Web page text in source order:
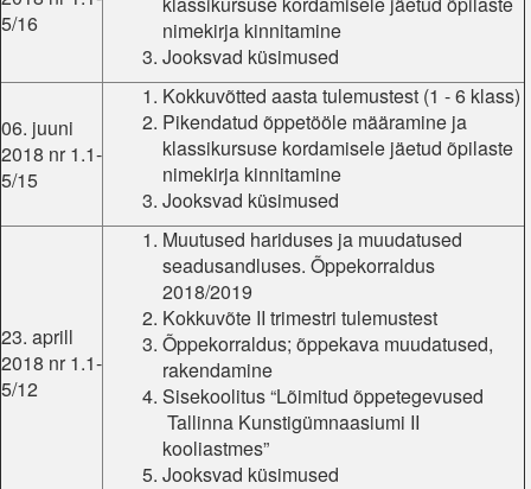
5/16
nimekirja kinnitamine
Jooksvad küsimused
06. juuni
2018 nr 1.1-
5/15
Kokkuvõtted aasta tulemustest (1 - 6 klass)
Pikendatud õppetööle määramine ja
klassikursuse kordamisele jäetud õpilaste
nimekirja kinnitamine
Jooksvad küsimused
23. aprill
2018 nr 1.1-
5/12
Muutused hariduses ja muudatused
seadusandluses. Õppekorraldus
2018/2019
Kokkuvõte II trimestri tulemustest
Õppekorraldus; õppekava muudatused,
rakendamine
Sisekoolitus “Lõimitud õppetegevused​
Tallinna Kunstigümnaasiumi II
kooliastmes”
Jooksvad küsimused